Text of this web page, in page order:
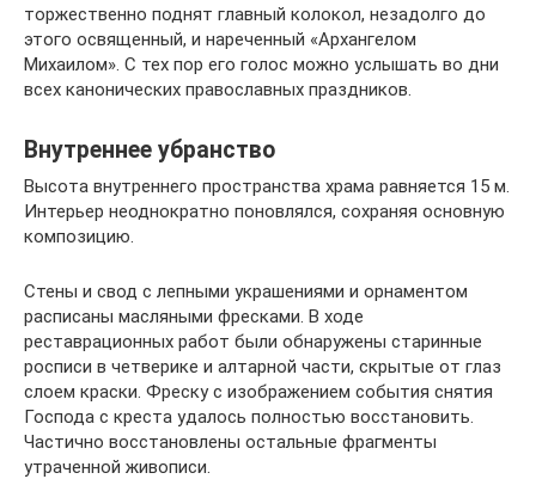
торжественно поднят главный колокол, незадолго до
этого освященный, и нареченный «Архангелом
Михаилом». С тех пор его голос можно услышать во дни
всех канонических православных праздников.
Внутреннее убранство
Высота внутреннего пространства храма равняется 15 м.
Интерьер неоднократно поновлялся, сохраняя основную
композицию.
Стены и свод с лепными украшениями и орнаментом
расписаны масляными фресками. В ходе
реставрационных работ были обнаружены старинные
росписи в четверике и алтарной части, скрытые от глаз
слоем краски. Фреску с изображением события снятия
Господа с креста удалось полностью восстановить.
Частично восстановлены остальные фрагменты
утраченной живописи.